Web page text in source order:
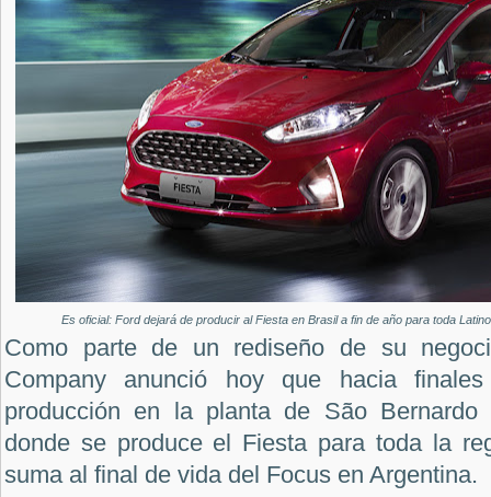
Es oficial: Ford dejará de producir al Fiesta en Brasil a fin de año para toda
Como parte de un rediseño de su
Company anunció hoy que hacia
producción en la planta de São
donde se produce el Fiesta para toda la
suma al final de vida del Focus en Argentina.